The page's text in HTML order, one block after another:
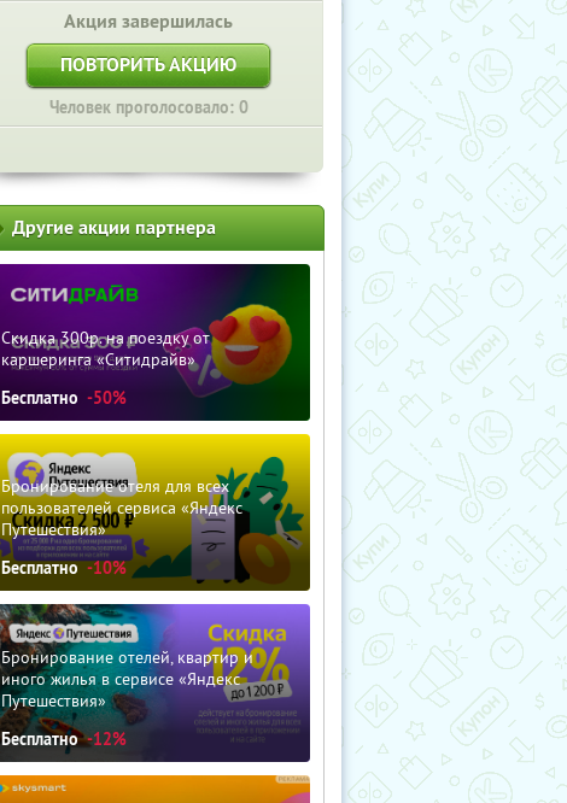
Акция завершилась
ПОВТОРИТЬ АКЦИЮ
Человек проголосовало: 0
Другие акции партнера
Скидка 300р. на поездку от
каршеринга «Ситидрайв»
Бесплатно -50%
Бронирование отеля для всех
пользователей сервиса «Яндекс
Путешествия»
Бесплатно -10%
Бронирование отелей, квартир и
иного жилья в сервисе «Яндекс
Путешествия»
Бесплатно -12%